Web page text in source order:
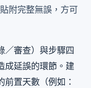
附完整無誤，方可
／審查）與步驟四
成延誤的環節。建
置天數（例如：